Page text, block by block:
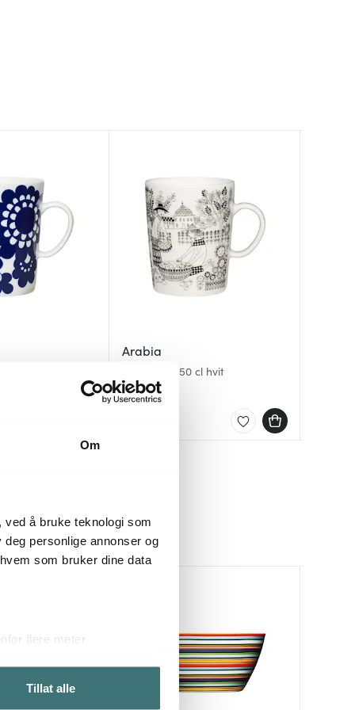
Om
ved å bruke teknologi som
personlige annonser og
som bruker dine data
flere meter
Tillat alle
Arabia
Emilia krus 50 cl hvit
285 kr